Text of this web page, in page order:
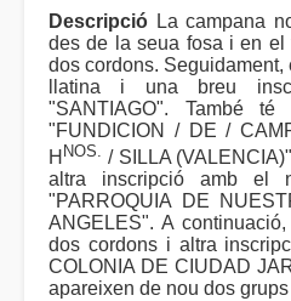
Descripció La campana
des de la seua fosa i en
dos cordons. Seguidament,
llatina i una breu
"SANTIAGO". També
"FUNDICION / DE /
H NOS. / SILLA
altra inscripció amb el
"PARROQUIA DE
ANGELES". A
dos cordons i altra
COLONIA DE CIUDAD
apareixen de nou dos